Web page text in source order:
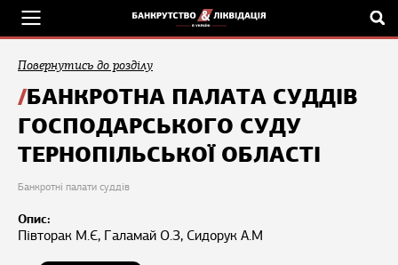
Повернутись до розділу
БАНКРОТНА ПАЛАТА СУДДІВ
ГОСПОДАРСЬКОГО СУДУ
ТЕРНОПІЛЬСЬКОЇ ОБЛАСТІ
Банкротні палати суддів
Опис:
Півторак М.Є, Галамай О.З, Сидорук А.М